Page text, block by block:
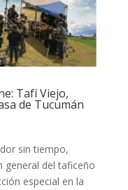
Tafí Viejo,
de Tucumán
sin tiempo,
general del taficeño
especial en la